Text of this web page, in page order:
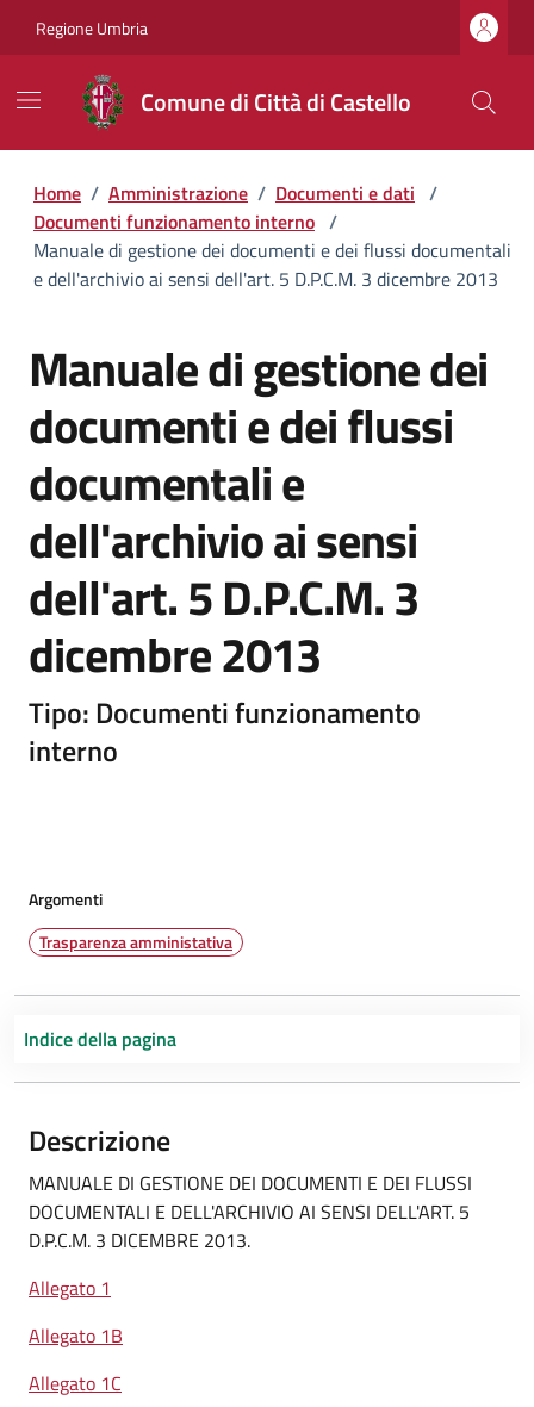
Regione Umbria
Comune di Città di Castello
Home / Amministrazione / Documenti e dati /
Documenti funzionamento interno /
Manuale di gestione dei documenti e dei flussi documentali
e dell'archivio ai sensi dell'art. 5 D.P.C.M. 3 dicembre 2013
Manuale di gestione dei
documenti e dei flussi
documentali e
dell'archivio ai sensi
dell'art. 5 D.P.C.M. 3
dicembre 2013
Tipo: Documenti funzionamento
interno
Argomenti
Trasparenza amministativa
Indice della pagina
Descrizione
MANUALE DI GESTIONE DEI DOCUMENTI E DEI FLUSSI
DOCUMENTALI E DELL'ARCHIVIO AI SENSI DELL'ART. 5
D.P.C.M. 3 DICEMBRE 2013.
Allegato 1
Allegato 1B
Allegato 1C